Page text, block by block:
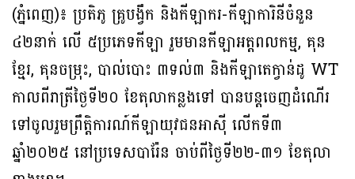
(ភ្នំពេញ)៖ ប្រតិភូ គ្រូបង្វឹក និងកីឡាករ-កីឡាការិនីចំនួន
៤២នាក់ លើ ៥ប្រភេទកីឡា រួមមានកីឡាអត្តពលកម្ម, គុន
ខ្មែរ, គុនចម្រុះ, បាល់បោះ ៣ទល់៣ និងកីឡាតេក្វាន់ដូ WT
កាលពីរាត្រីថ្ងៃទី២០ ខែតុលាកន្លងទៅ បានបន្ដចេញដំណើរ
ទៅចូលរួមព្រឹត្តិការណ៍កីឡាយុវជនអាស៊ី លើកទី៣
ឆ្នាំ២០២៥ នៅប្រទេសបារ៉ែន ចាប់ពីថ្ងៃទី២២-៣១ ខែតុលា